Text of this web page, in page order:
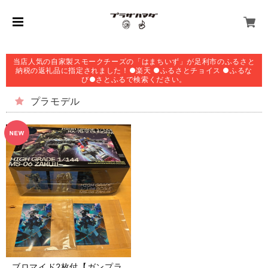
当店人気の自家製スモークチーズの「はまちいず」が足利市のふるさと
納税の返礼品に指定されました！●楽天 ●ふるさとチョイス ●ふるな
び●さとふるで検索ください。
プラモデル